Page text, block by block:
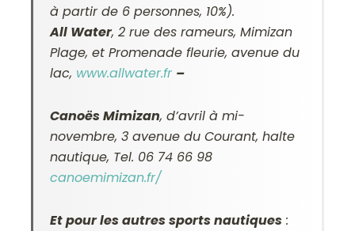
à partir de 6 personnes, 10%).
All Water, 2 rue des rameurs, Mimizan
Plage, et Promenade fleurie, avenue du
lac, www.allwater.fr –
Canoës Mimizan, d’avril à mi-
novembre, 3 avenue du Courant, halte
nautique, Tel. 06 74 66 98
canoemimizan.fr/
Et pour les autres sports nautiques :